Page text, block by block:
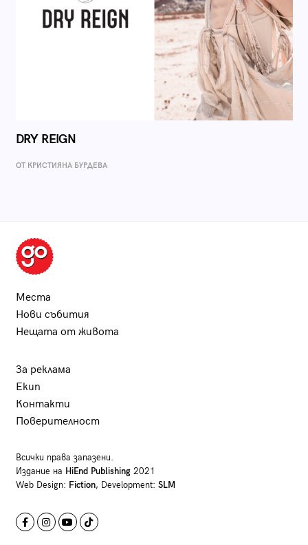
DRY REIGN
ОТ КРИСТИЯНА БУРДЕВА
Места
Нови събития
Нещата от живота
За реклама
Екип
Контакти
Поверителност
Всички права запазени.
Издание на HiEnd Publishing2021
Web Design: Fiction, Development: SLM